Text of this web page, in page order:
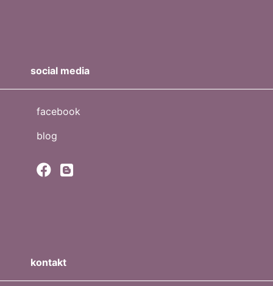
social media
facebook
blog
kontakt